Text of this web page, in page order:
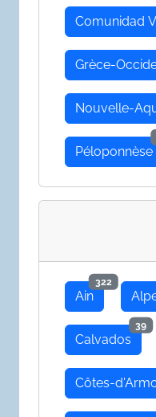
Comunidad
Grèce-
Nouvelle-
Péloponnèse
Ain
322
Calvados
39
Côtes-